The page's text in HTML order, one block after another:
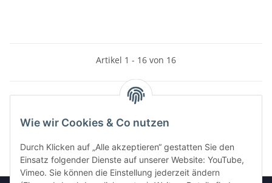
Wie wir Cookies & Co nutzen
Durch Klicken auf „Alle akzeptieren“ gestatten Sie den
Einsatz folgender Dienste auf unserer Website: YouTube,
Vimeo. Sie können die Einstellung jederzeit ändern
Artikel 1 - 16 von 16
Kategorien